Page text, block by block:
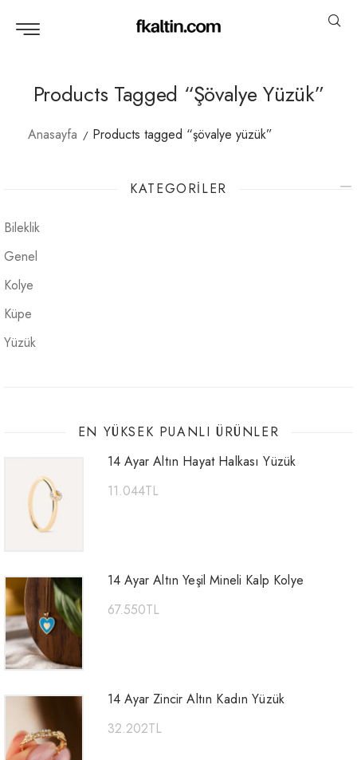
Products Tagged “şövalye Yüzük”
Anasayfa Products tagged “şövalye yüzük”
KATEGORILER
Bileklik
Genel
Kolye
Küpe
Yüzük
EN YÜKSEK PUANLI ÜRÜNLER
14 Ayar Altın Hayat Halkası Yüzük
11.044TL
14 Ayar Altın Yeşil Mineli Kalp Kolye
67.550TL
14 Ayar Zincir Altın Kadın Yüzük
32.202TL